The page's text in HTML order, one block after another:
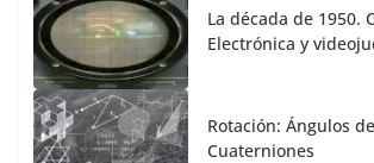
La década de 1950.
Electrónica y
Rotación: Ángulos
Cuaterniones